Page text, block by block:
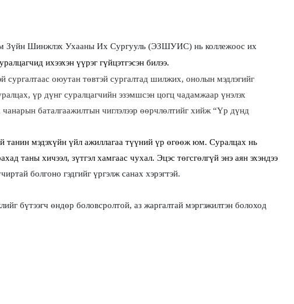
Зүйн Шинжлэх Ухааны Их Сургууль (ЭЗШУИС) нь коллежоос их
ихээхэн үүрэг гүйцэтгэсэн билээ.
оюутан төвтэй сургалтад шилжих, онолын мэдлэгийг
үр дүнг суралцагчийн эзэмшсэн цогц чадамжаар үнэлэх
чанарын баталгаажилтын чиглэлээр өөрчлөлтийг хийж “Үр дүнд
мэдэхүйн үйл ажиллагаа түүний үр өгөөж юм. Суралцах нь
таны хичээл, зүтгэл хамгаас чухал. Эцэс төгсгөлгүй энэ аян эхэндээ
болгоно гэдгийг үргэлж санах хэрэгтэй.
бүтээгч өндөр боловсролтой, аз жаргалтай мэргэжилтэн болоход